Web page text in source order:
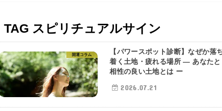
TAG スピリチュアルサイン
開運コラム
【パワースポット診断】なぜか落
着く土地・疲れる場所 ― あなたと
相性の良い土地とは ー
2026.07.21